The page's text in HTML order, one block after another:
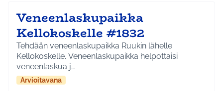
Veneenlaskupaikka
Kellokoskelle #1832
Tehdään veneenlaskupaikka Ruukin lähelle
Kellokoskelle. Veneenlaskupaikka helpottaisi
veneenlaskua j…
Arvioitavana